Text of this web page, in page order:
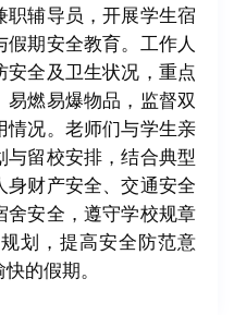
职辅导员，开展学生宿
期安全教育。工作人
安全及卫生状况，重点
易燃易爆物品，监督双
情况。老师们与学生亲
与留校安排，结合典型
身财产安全、交通安全
舍安全，遵守学校规章
划，提高安全防范意
的假期。